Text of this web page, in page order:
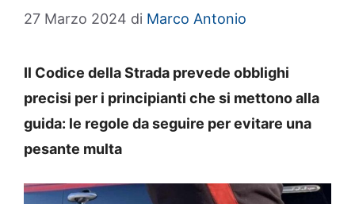
27 Marzo 2024 di Marco Antonio
Il Codice della Strada prevede obblighi
precisi per i principianti che si mettono alla
guida: le regole da seguire per evitare una
pesante multa